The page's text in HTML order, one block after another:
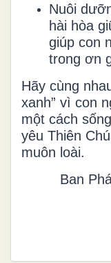
Nuôi
hài hòa
giúp con
trong ơn
Hãy cùng
xanh” vì con
một cách
yêu Thiên
muôn loài.
Ban